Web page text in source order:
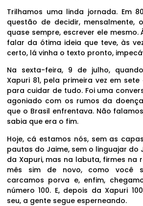
Trilhamos uma linda jornada. Em
questão de decidir, mensalmente,
quase sempre, escrever ele mesmo.
falar da ótima ideia que teve, às
certo, lá vinha o texto pronto,
Na sexta-feira, 9 de julho,
Xapuri 81, pela primeira vez em
para cuidar de tudo. Foi uma
agoniado com os rumos da
que o Brasil enfrentava. Não
sabia que era o fim.
Hoje, cá estamos nós, sem as
pautas do Jaime, sem o linguajar do
da Xapuri, mas na labuta, firmes na
mês sim de novo, como você
carcamos porva e, enfim,
número 100. E, depois da Xapuri
seu, a gente segue esperneando.